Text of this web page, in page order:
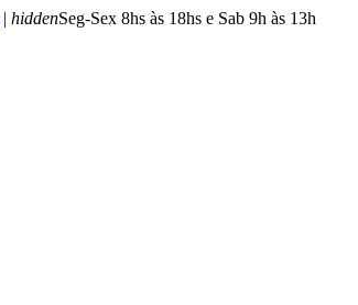
| hiddenSeg-Sex 8hs às 18hs e Sab 9h às 13h